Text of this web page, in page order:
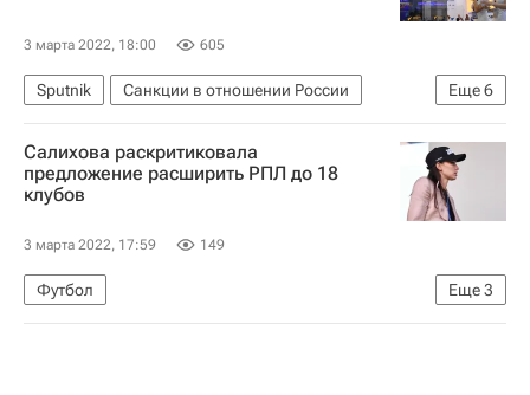
3 марта 2022, 18:00 605
Еще6
Sputnik
Санкции в отношении России
Евросоюз
Россия Испания
Европа
МИА "Россия сегодня"
Новости агентства
Салихова раскритиковала
предложение расширить РПЛ до 18
клубов
3 марта 2022, 17:59 149
Еще3
Футбол
РПЛ 2026-2027 (Чемпионат России по футболу)